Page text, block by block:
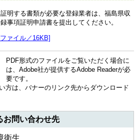
明する書類が必要な登録業者は、福島県収
事項証明申請書を提出してください。
ァイル／16KB]
PDF形式のファイルをご覧いただく場合に
は、Adobe社が提供するAdobe Readerが必
要です。
方は、バナーのリンク先からダウンロード
お問い合わせ先
衛生